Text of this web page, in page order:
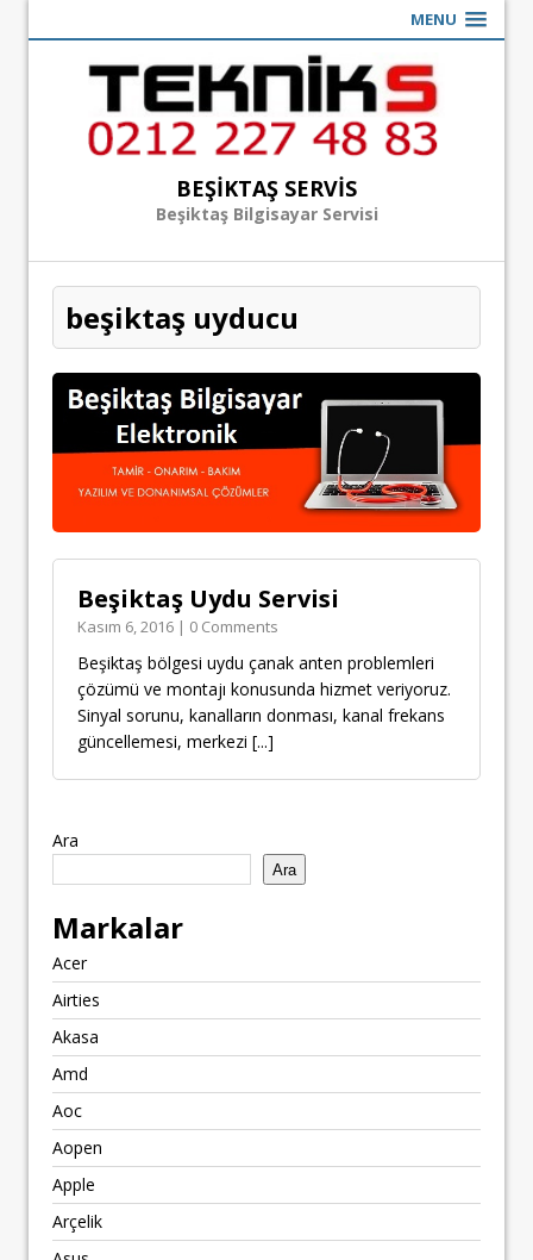
MENU
BEŞIKTAŞ SERVIS
Beşiktaş Bilgisayar Servisi
beşiktaş uyducu
Beşiktaş Uydu Servisi
Kasım 6, 2016 | 0 Comments
Beşiktaş bölgesi uydu çanak anten problemleri
çözümü ve montajı konusunda hizmet veriyoruz.
Sinyal sorunu, kanalların donması, kanal frekans
güncellemesi, merkezi [...]
Ara
Ara
Markalar
Acer
Airties
Akasa
Amd
Aoc
Aopen
Apple
Arçelik